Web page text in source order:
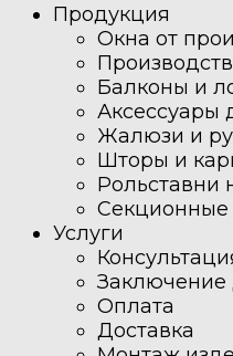
Продукция
Окна от
Балконы и
Аксессуары
Жалюзи и
Шторы и
Рольставни
Секционные
Услуги
Заключение
Оплата
Доставка